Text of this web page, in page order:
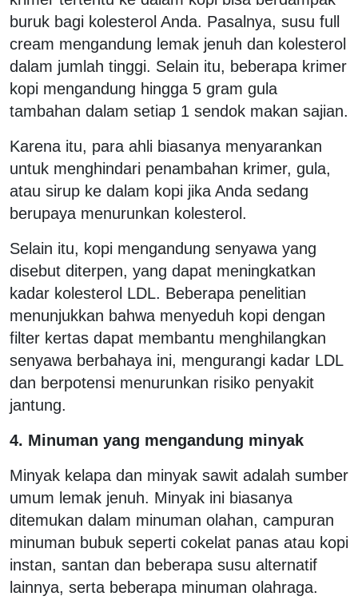
buruk bagi kolesterol Anda. Pasalnya, susu full
cream mengandung lemak jenuh dan kolesterol
dalam jumlah tinggi. Selain itu, beberapa krimer
kopi mengandung hingga 5 gram gula
tambahan dalam setiap 1 sendok makan sajian.
Karena itu, para ahli biasanya menyarankan
untuk menghindari penambahan krimer, gula,
atau sirup ke dalam kopi jika Anda sedang
berupaya menurunkan kolesterol.
Selain itu, kopi mengandung senyawa yang
disebut diterpen, yang dapat meningkatkan
kadar kolesterol LDL. Beberapa penelitian
menunjukkan bahwa menyeduh kopi dengan
filter kertas dapat membantu menghilangkan
senyawa berbahaya ini, mengurangi kadar LDL
dan berpotensi menurunkan risiko penyakit
jantung.
4. Minuman yang mengandung minyak
Minyak kelapa dan minyak sawit adalah sumber
umum lemak jenuh. Minyak ini biasanya
ditemukan dalam minuman olahan, campuran
minuman bubuk seperti cokelat panas atau kopi
instan, santan dan beberapa susu alternatif
lainnya, serta beberapa minuman olahraga.